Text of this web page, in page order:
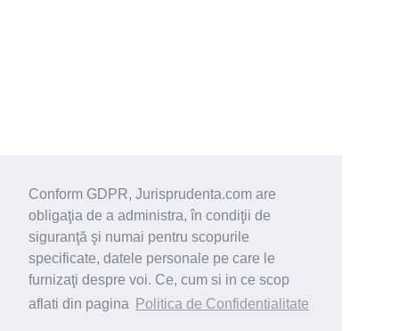
Conform GDPR, Jurisprudenta.com are
obligaţia de a administra, în condiţii de
siguranţă şi numai pentru scopurile
specificate, datele personale pe care le
furnizaţi despre voi. Ce, cum si in ce scop
aflati din pagina
Politica de Confidentialitate